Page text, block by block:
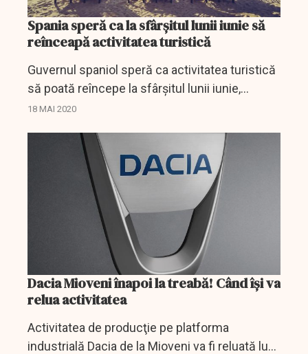
Spania speră ca la sfârșitul lunii iunie să
reînceapă activitatea turistică
Guvernul spaniol speră ca activitatea turistică
să poată reîncepe la sfârşitul lunii iunie,
potrivit ministrului transporturilor, José Luis
18 MAI 2020
Dacia Mioveni înapoi la treabă! Când își va
relua activitatea
Activitatea de producţie pe platforma
industrială Dacia de la Mioveni va fi reluată luni,